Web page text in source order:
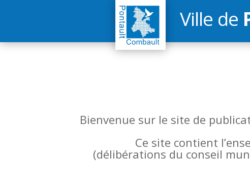
Ville de
Bienvenue sur le site de
Ce site contient
(délibérations du conseil